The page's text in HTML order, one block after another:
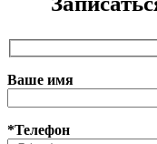
Ваше имя
*Телефон